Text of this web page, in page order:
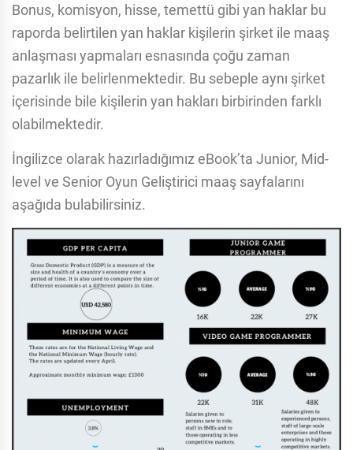
Bonus, komisyon, hisse, temettü gibi yan haklar bu
raporda belirtilen yan haklar kişilerin şirket ile maaş
anlaşması yapmaları esnasında çoğu zaman
pazarlık ile belirlenmektedir. Bu sebeple aynı şirket
içerisinde bile kişilerin yan hakları birbirinden farklı
olabilmektedir.
İngilizce olarak hazırladığımız eBook’ta Junior, Mid-
level ve Senior Oyun Geliştirici maaş sayfalarını
aşağıda bulabilirsiniz.